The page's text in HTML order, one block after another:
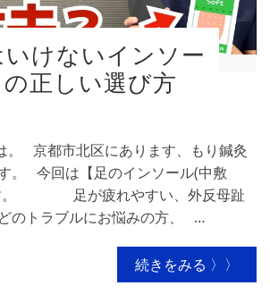
けないインソー
正しい選び方
。 京都市北区にあります、もり鍼灸
。 今回は【足のインソール(中敷
す。 足が疲れやすい、外反母趾
のトラブルにお悩みの方、 …
続きをみる 〉〉